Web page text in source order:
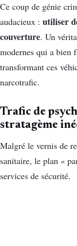
Ce coup de génie
audacieux : utiliser
couverture. Un
modernes qui a
transformant ces
narcotrafic.
Trafic de
stratagème
Malgré le vernis de
sanitaire, le plan «
services de sécurité.